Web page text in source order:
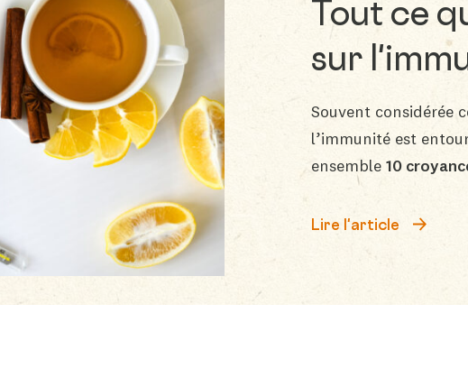
Tout ce
sur
Souvent considérée
l’immunité est
ensemble 10
Lire l'article